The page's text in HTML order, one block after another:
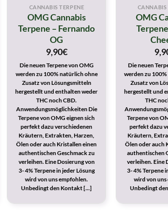
CANNABIS TERPENE
OMG Cannabis
Terpene – Fernando
OG
9,90€
Die neuen Terpene von OMG
werden zu 100% natürlich ohne
Zusatz von Lösungsmitteln
hergestellt und enthalten weder
THC noch CBD.
Anwendungsmöglichkeiten Die
Terpene von OMG eignen sich
perfekt dazu verschiedenen
Kräutern, Extrakten, Harzen,
Ölen oder auch Kristallen einen
authentischen Geschmack zu
verleihen. Eine Dosierung von
3- 4% Terpene in jeder Lösung
wird von uns empfohlen.
Unbedingt den Kontakt [...]
CANNABIS
OMG
Die neuen
werden zu
Zusatz von
hergestellt und
THC
Terpene von
perfekt dazu
Kräutern,
Ölen oder auch
authentischen
verleihen. Eine
3- 4% Terpene
wird von uns
Unbedingt